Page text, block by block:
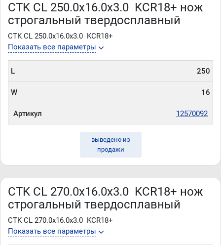
CTK CL 250.0x16.0x3.0 KCR18+ нож
строгальный твердосплавный
CTK CL 250.0x16.0x3.0 KCR18+
Показать все параметры
L 250
W 16
Артикул 12570092
выведено из
продажи
CTK CL 270.0x16.0x3.0 KCR18+ нож
строгальный твердосплавный
CTK CL 270.0x16.0x3.0 KCR18+
Показать все параметры